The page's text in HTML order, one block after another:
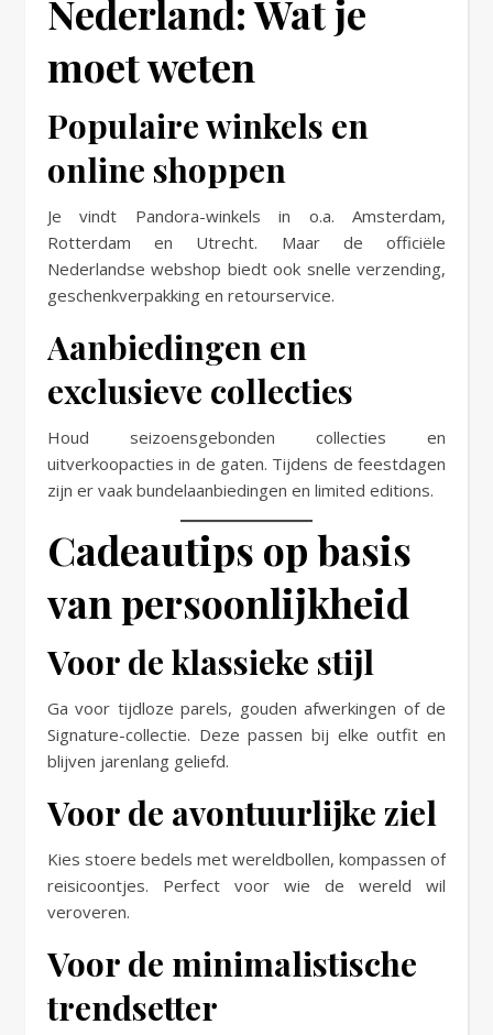
Nederland: Wat je
moet weten
Populaire winkels en
online shoppen
Je vindt Pandora-winkels in o.a. Amsterdam,
Rotterdam en Utrecht. Maar de officiële
Nederlandse webshop biedt ook snelle verzending,
geschenkverpakking en retourservice.
Aanbiedingen en
exclusieve collecties
Houd seizoensgebonden collecties en
uitverkoopacties in de gaten. Tijdens de feestdagen
zijn er vaak bundelaanbiedingen en limited editions.
Cadeautips op basis
van persoonlijkheid
Voor de klassieke stijl
Ga voor tijdloze parels, gouden afwerkingen of de
Signature-collectie. Deze passen bij elke outfit en
blijven jarenlang geliefd.
Voor de avontuurlijke ziel
Kies stoere bedels met wereldbollen, kompassen of
reisicoontjes. Perfect voor wie de wereld wil
veroveren.
Voor de minimalistische
trendsetter